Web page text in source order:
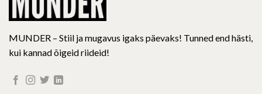
MUNDER – Stiil ja mugavus igaks päevaks! Tunned end hästi,
kui kannad õigeid riideid!